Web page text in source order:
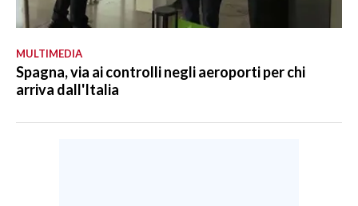
MULTIMEDIA
Spagna, via ai controlli negli aeroporti per chi
arriva dall'Italia